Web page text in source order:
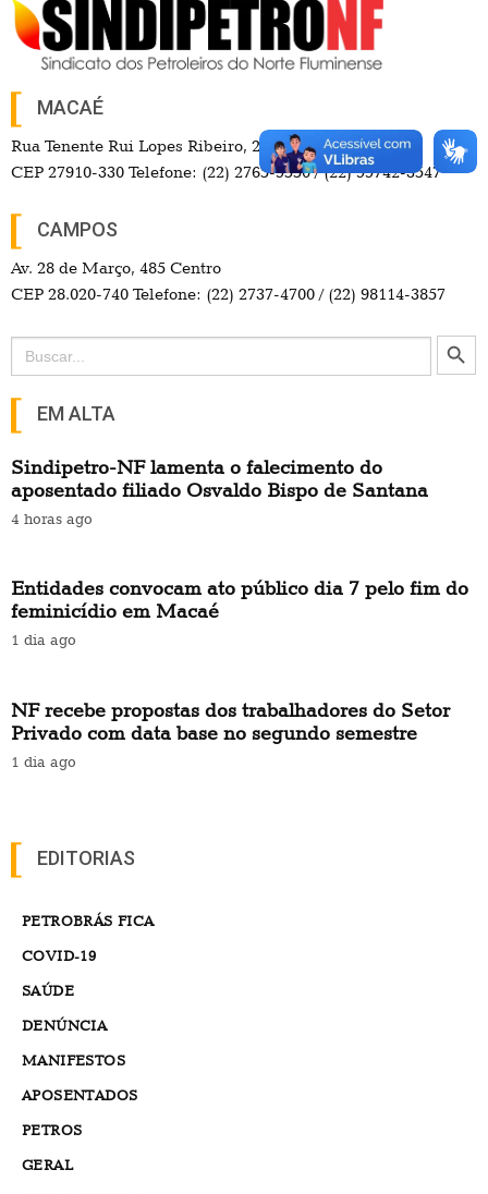
MACAÉ
Rua Tenente Rui Lopes Ribeiro, 257 Centro
CEP 27910-330 Telefone: (22) 2765-9550 / (22) 99742-3547
CAMPOS
Av. 28 de Março, 485 Centro
CEP 28.020-740 Telefone: (22) 2737-4700 / (22) 98114-3857
Search
for:
Search Button
EM ALTA
Sindipetro-NF lamenta o falecimento do
aposentado filiado Osvaldo Bispo de Santana
4 horas ago
Entidades convocam ato público dia 7 pelo fim do
feminicídio em Macaé
1 dia ago
NF recebe propostas dos trabalhadores do Setor
Privado com data base no segundo semestre
1 dia ago
EDITORIAS
PETROBRÁS FICA
COVID-19
SAÚDE
DENÚNCIA
MANIFESTOS
APOSENTADOS
PETROS
GERAL